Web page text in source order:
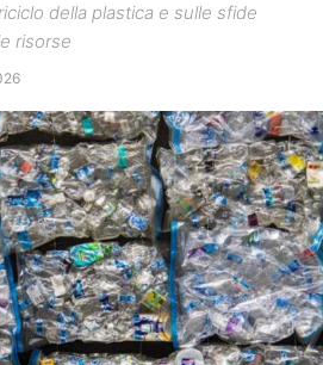
della plastica e sulle sfide
risorse